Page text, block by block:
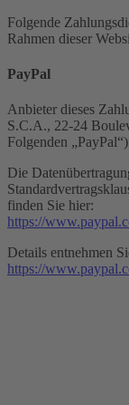
Folgende
Rahmen dieser
PayPal
Anbieter dieses
S.C.A., 22-24
Folgenden
Die
finden Sie hier:
https://
Details entnehmen
https://